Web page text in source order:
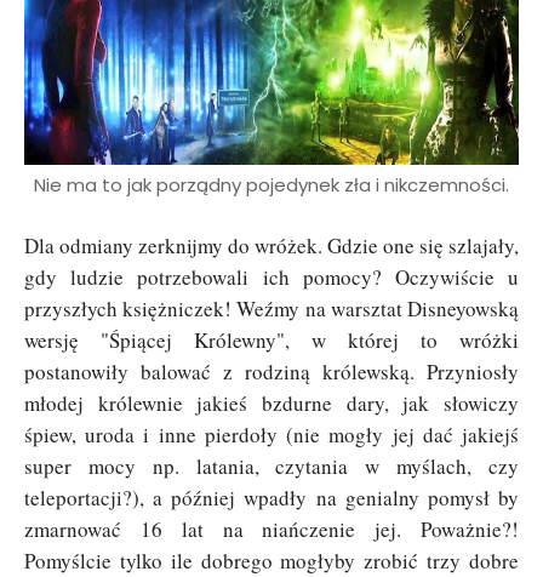
Nie ma to jak porządny pojedynek zła i nikczemności.
Dla odmiany zerknijmy do wróżek. Gdzie one się szlajały,
gdy ludzie potrzebowali ich pomocy? Oczywiście u
przyszłych księżniczek! Weźmy na warsztat Disneyowską
wersję "Śpiącej Królewny", w której to wróżki
postanowiły balować z rodziną królewską. Przyniosły
młodej królewnie jakieś bzdurne dary, jak słowiczy
śpiew, uroda i inne pierdoły (nie mogły jej dać jakiejś
super mocy np. latania, czytania w myślach, czy
teleportacji?), a później wpadły na genialny pomysł by
zmarnować 16 lat na niańczenie jej. Poważnie?!
Pomyślcie tylko ile dobrego mogłyby zrobić trzy dobre